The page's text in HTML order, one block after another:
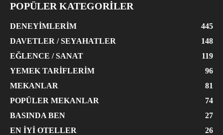
POPÜLER KATEGORİLER
DENEYIMLERIM
445
DAVETLER / SEYAHATLER
148
EĞLENCE / SANAT
119
YEMEK TARIFLERIM
96
MEKANLAR
81
POPÜLER MEKANLAR
74
BASINDA BEN
27
EN İYI OTELLER
26